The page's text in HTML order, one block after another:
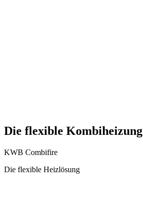
Die flexible Kombiheizung
KWB Combifire
Die flexible Heizlösung